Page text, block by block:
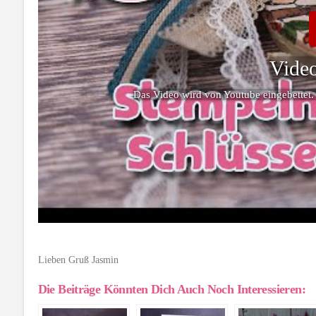
Das Video wird von Youtube
Lieben Gruß Jasmin
Die Beiträge Könnten Dich Auch Noch Interessieren: